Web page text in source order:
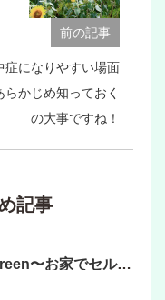
前の記事
症になりやすい場面
らかじめ知っておく
の大事ですね！
記事
ヘッドスパgreen〜お家でセルフケア〜